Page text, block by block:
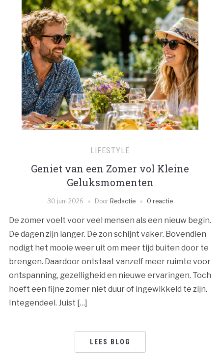
LIFESTYLE
Geniet van een Zomer vol Kleine
Geluksmomenten
30 juni 2026 Door Redactie 0 reactie
De zomer voelt voor veel mensen als een nieuw begin.
De dagen zijn langer. De zon schijnt vaker. Bovendien
nodigt het mooie weer uit om meer tijd buiten door te
brengen. Daardoor ontstaat vanzelf meer ruimte voor
ontspanning, gezelligheid en nieuwe ervaringen. Toch
hoeft een fijne zomer niet duur of ingewikkeld te zijn.
Integendeel. Juist […]
LEES BLOG